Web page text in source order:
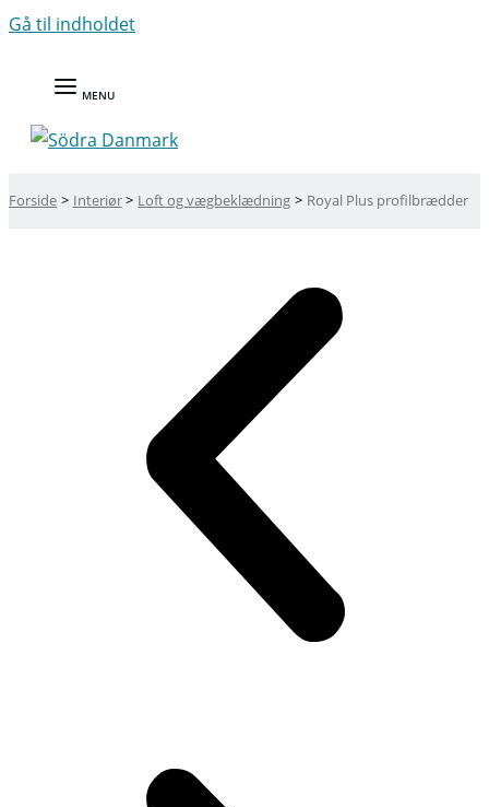
Gå til indholdet
MENU
Forside Interiør Loft og vægbeklædning Royal Plus profilbrædder